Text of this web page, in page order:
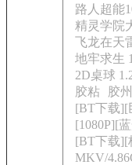
路人超能
精灵学院
飞龙在天
地牢求生
2D桌球
胶粘
胶
[BT下载][
[1080P][
[BT下载][
MKV/